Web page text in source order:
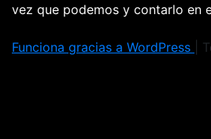
vez que podemos y contarlo en
Funciona gracias a WordPress